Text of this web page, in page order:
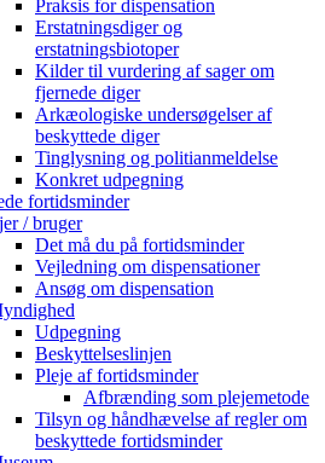
Praksis for dispensation
Erstatningsdiger og
erstatningsbiotoper
Kilder til vurdering af sager om
fjernede diger
Arkæologiske undersøgelser af
beskyttede diger
Tinglysning og politianmeldelse
Konkret udpegning
fortidsminder
/ bruger
Det må du på fortidsminder
Vejledning om dispensationer
Ansøg om dispensation
Udpegning
Beskyttelseslinjen
Pleje af fortidsminder
Afbrænding som plejemetode
Tilsyn og håndhævelse af regler om
beskyttede fortidsminder